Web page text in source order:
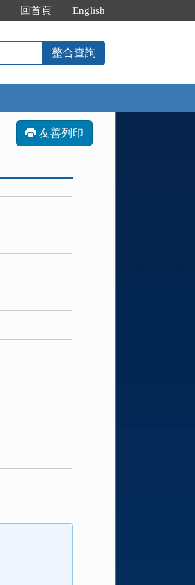
回首頁 English
整合查詢
友善列印